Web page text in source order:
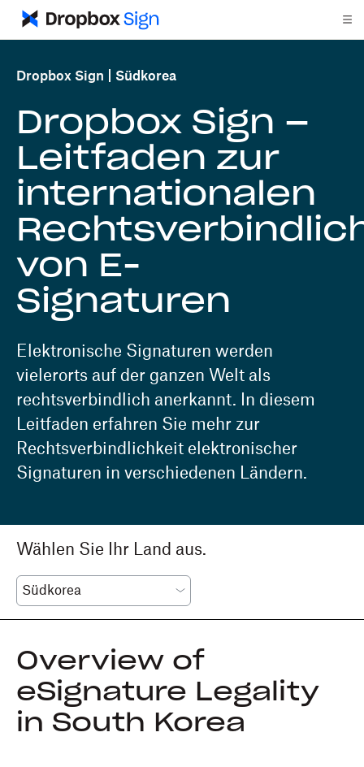
Dropbox Sign Südkorea
Dropbox Sign –
Leitfaden zur
internationalen
von E-
Signaturen
Elektronische Signaturen werden
vielerorts auf der ganzen Welt als
rechtsverbindlich anerkannt. In diesem
Leitfaden erfahren Sie mehr zur
Rechtsverbindlichkeit elektronischer
Signaturen in verschiedenen Ländern.
Wählen Sie Ihr Land aus.
Overview of
eSignature Legality
in South Korea